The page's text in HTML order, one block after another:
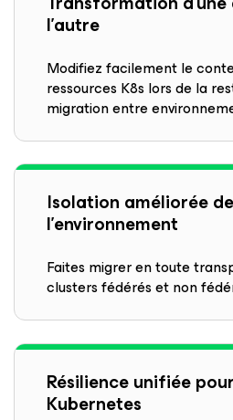
l’autre
Modifiez facilement le
ressources K8s lors de la
migration entre
Isolation améliorée de
l’environnement
Faites migrer en toute
clusters fédérés et non
Résilience unifiée
Kubernetes